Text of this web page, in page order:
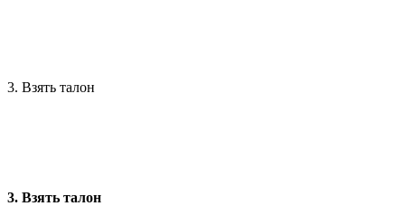
3. Взять талон
3. Взять талон